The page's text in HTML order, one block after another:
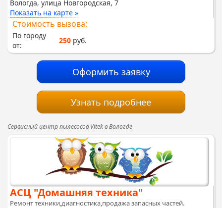
Вологда, улица Новгородская, 7
Показать на карте »
Стоимость вызова:
По городу
от:
250 руб.
Оформить заявку
Узнать подробнее
Сервисный центр пылесосов Vitek в Вологде
АСЦ "Домашняя техника"
Ремонт техники,диагностика,продажа запасных частей.